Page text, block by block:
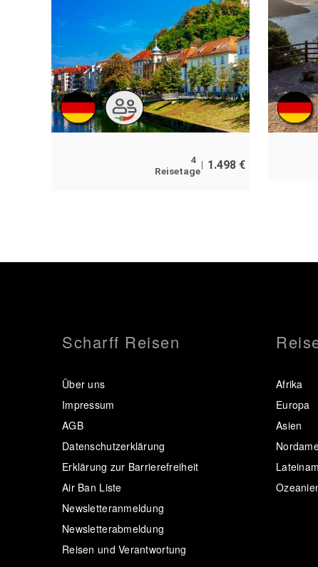
4
Reisetage
1.498 €
Scharff Reisen
Über uns
Impressum
AGB
Datenschutzerklärung
Erklärung zur Barrierefreiheit
Air Ban Liste
Newsletteranmeldung
Newsletterabmeldung
Reisen und Verantwortung
Afrika
Europa
Asien